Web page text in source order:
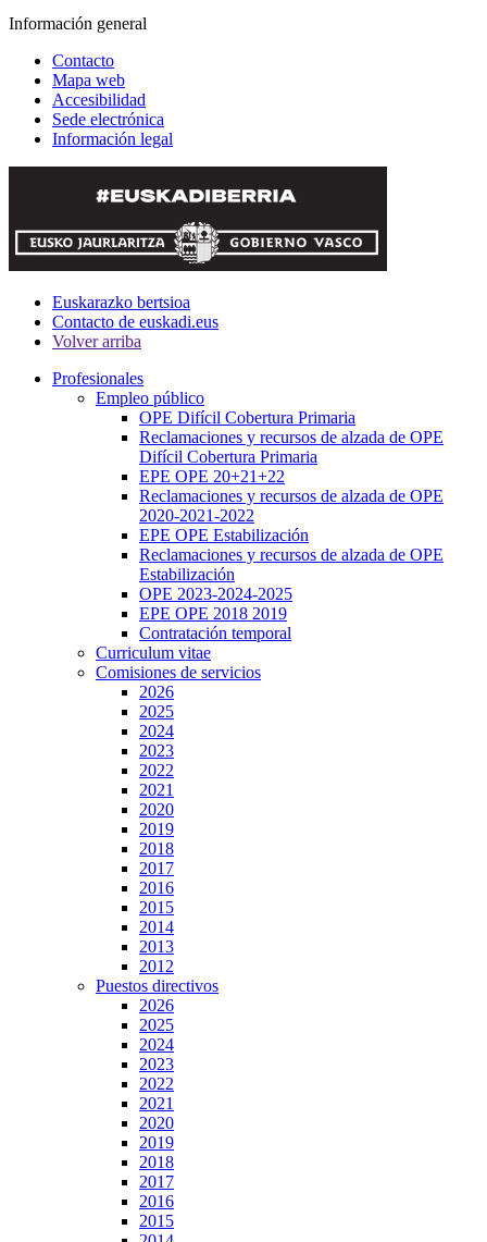
Información general
Contacto
Mapa web
Accesibilidad
Sede electrónica
Información legal
Euskarazko bertsioa
Contacto de euskadi.eus
Volver arriba
Profesionales
Empleo público
OPE Difícil Cobertura Primaria
Reclamaciones y recursos de alzada de OPE
Difícil Cobertura Primaria
EPE OPE 20+21+22
Reclamaciones y recursos de alzada de OPE
2020-2021-2022
EPE OPE Estabilización
Reclamaciones y recursos de alzada de OPE
Estabilización
OPE 2023-2024-2025
EPE OPE 2018 2019
Contratación temporal
Curriculum vitae
Comisiones de servicios
2026
2025
2024
2023
2022
2021
2020
2019
2018
2017
2016
2015
2014
2013
2012
Puestos directivos
2026
2025
2024
2023
2022
2021
2020
2019
2018
2017
2016
2015